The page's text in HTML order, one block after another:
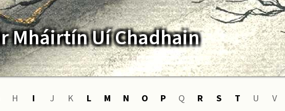
MháirtínUí Chadhain
H I J K L M N O P Q R S T U V